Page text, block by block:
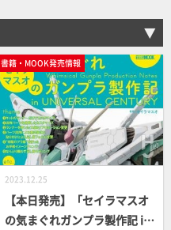
書籍・MOOK発売情報
2023.12.25
【本日発売】「セイラマスオ
の気まぐれガンプラ製作記 in